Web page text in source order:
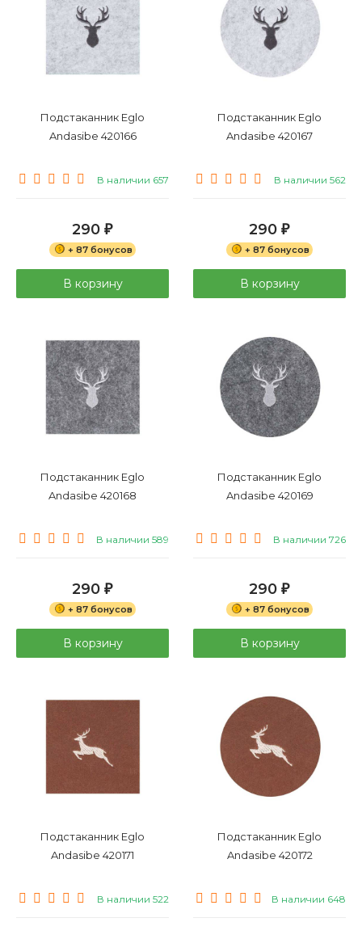
Подстаканник Eglo
Andasibe 420166
В наличии 657
290 ₽
+ 87 бонусов
В корзину
Подстаканник Eglo
Andasibe 420167
В наличии 562
290 ₽
+ 87 бонусов
В корзину
Подстаканник Eglo
Andasibe 420168
В наличии 589
290 ₽
+ 87 бонусов
В корзину
Подстаканник Eglo
Andasibe 420169
В наличии 726
290 ₽
+ 87 бонусов
В корзину
Подстаканник Eglo
Andasibe 420171
В наличии 522
Подстаканник Eglo
Andasibe 420172
В наличии 648